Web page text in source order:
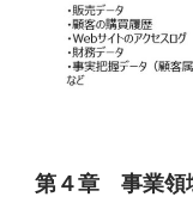
第４章 事業領